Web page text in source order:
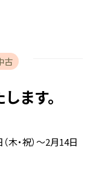
古
ます。
木・祝）～2月14日